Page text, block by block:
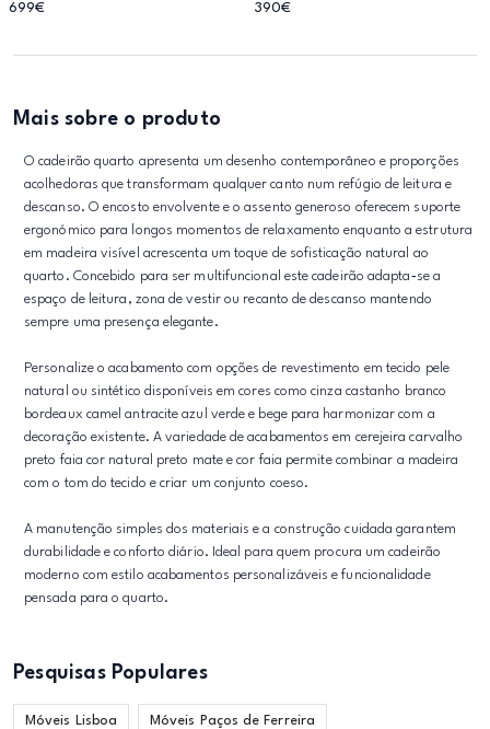
699€ 390€
Mais sobre o produto
O cadeirão quarto apresenta um desenho contemporâneo e proporções
acolhedoras que transformam qualquer canto num refúgio de leitura e
descanso. O encosto envolvente e o assento generoso oferecem suporte
ergonómico para longos momentos de relaxamento enquanto a estrutura
em madeira visível acrescenta um toque de sofisticação natural ao
quarto. Concebido para ser multifuncional este cadeirão adapta‑se a
espaço de leitura, zona de vestir ou recanto de descanso mantendo
sempre uma presença elegante.
Personalize o acabamento com opções de revestimento em tecido pele
natural ou sintético disponíveis em cores como cinza castanho branco
bordeaux camel antracite azul verde e bege para harmonizar com a
decoração existente. A variedade de acabamentos em cerejeira carvalho
preto faia cor natural preto mate e cor faia permite combinar a madeira
com o tom do tecido e criar um conjunto coeso.
A manutenção simples dos materiais e a construção cuidada garantem
durabilidade e conforto diário. Ideal para quem procura um cadeirão
moderno com estilo acabamentos personalizáveis e funcionalidade
pensada para o quarto.
Pesquisas Populares
Móveis Lisboa Móveis Paços de Ferreira